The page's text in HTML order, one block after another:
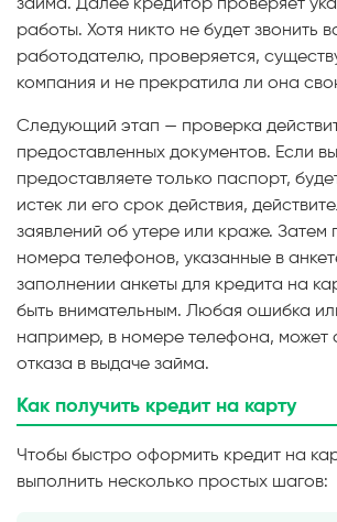
займа. Далее кредитор проверяет
работы. Хотя никто не будет звонить
работодателю, проверяется,
компания и не прекратила ли она
Следующий этап — проверка
предоставленных документов. Если вы
предоставляете только паспорт,
истек ли его срок действия,
заявлений об утере или краже. Затем
номера телефонов, указанные в
заполнении анкеты для кредита на
быть внимательным. Любая ошибка
например, в номере телефона, может
отказа в выдаче займа.
Как получить кредит на карту
Чтобы быстро оформить кредит на
выполнить несколько простых шагов: